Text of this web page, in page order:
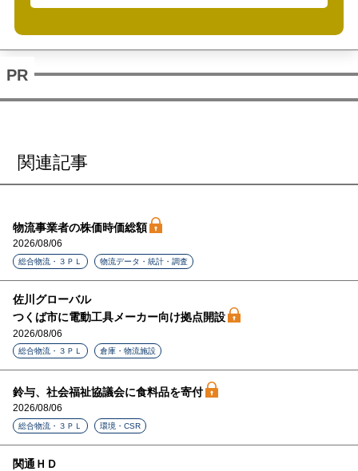
関連記事
物流事業者の株価時価総額
2026/08/06
総合物流・３ＰＬ 物流データ・統計・調査
佐川グローバル
つくば市に電動工具メーカー向け拠点開設
2026/08/06
総合物流・３ＰＬ 倉庫・物流施設
鈴与、社会福祉協議会に食料品を寄付
2026/08/06
総合物流・３ＰＬ 環境・CSR
関通ＨＤ